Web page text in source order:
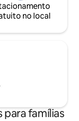
no local
famílias